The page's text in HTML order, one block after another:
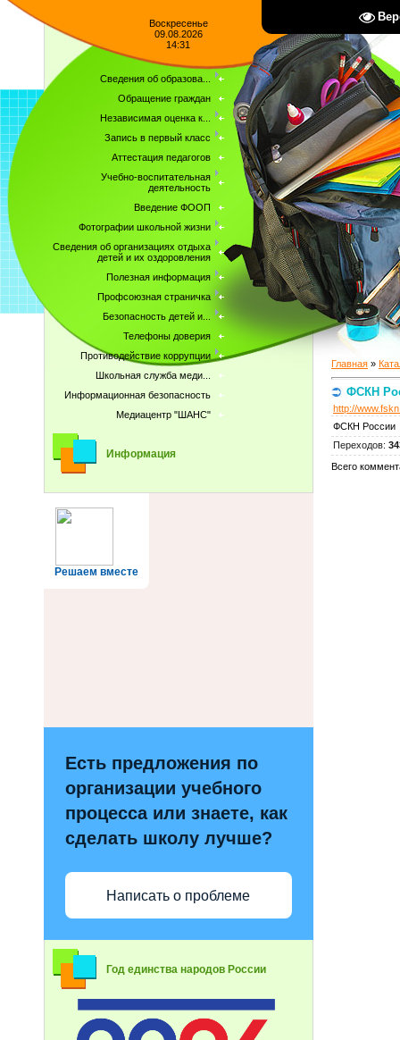
Воскресенье
09.08.2026
14:31
Сведения об образова...
Обращение граждан
Независимая оценка к...
Запись в первый класс
Аттестация педагогов
Учебно-воспитательная
деятельность
Введение ФООП
Фотографии школьной жизни
Сведения об организациях отдыха
детей и их оздоровления
Полезная информация
Профсоюзная страничка
Безопасность детей и...
Телефоны доверия
Противодействие коррупции
Школьная служба меди...
Информационная безопасность
Медиацентр "ШАНС"
Информация
Решаем вместе
Есть предложения по
организации учебного
процесса или знаете, как
сделать школу лучше?
Написать о проблеме
Год единства народов России
Главная »
ФСКН
http://
ФСКН России
Переходов:
Всего